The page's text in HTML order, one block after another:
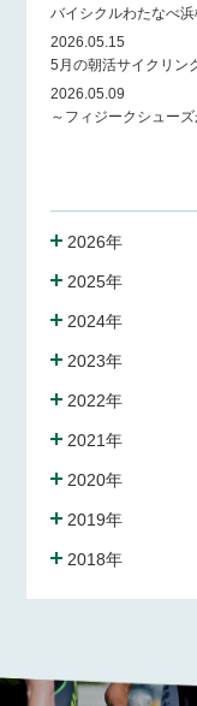
バイシクルわたなべ
2026.05.15
5月の朝活サイクリン
2026.05.09
～フィジークシュー
2026年
2025年
2024年
2023年
2022年
2021年
2020年
2019年
2018年